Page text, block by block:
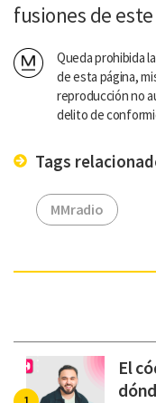
fusiones de
Queda prohibida
de esta página,
reproducción no
delito de
Tags
MMradio
El